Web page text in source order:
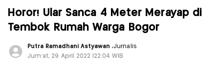
Horor! Ular Sanca 4 Meter Merayap di
Tembok Rumah Warga Bogor
Putra Ramadhani Astyawan,Jurnalis
Jum'at, 29 April 2022 |22:04 WIB